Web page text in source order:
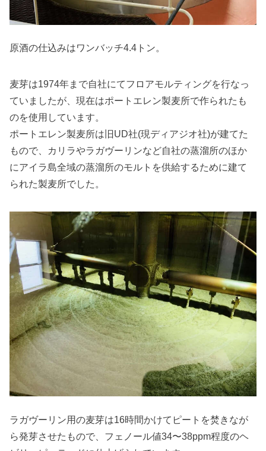
原酒の仕込みはワンバッチ4.4トン。
麦芽は1974年まで自社にてフロアモルティングを行なっ
ていましたが、現在はポートエレン製麦所で作られたも
のを使用しています。
ポートエレン製麦所は旧UD社(現ディアジオ社)が建てた
もので、カリラやラガヴーリンなど自社の蒸溜所のほか
にアイラ島全域の蒸溜所のモルトを供給するために建て
られた製麦所でした。
ラガヴーリン用の麦芽は16時間かけてピートを焚きなが
ら発芽させたもので、フェノール値34〜38ppm程度のヘ